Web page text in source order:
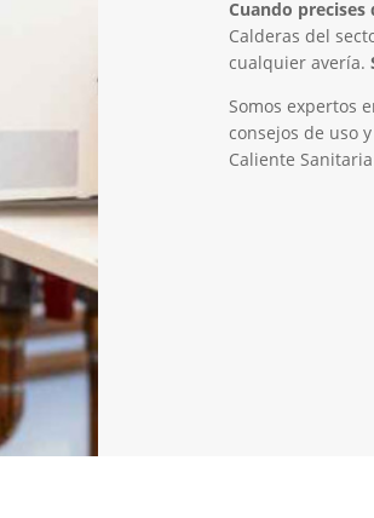
Cuando precises
Calderas del
cualquier avería.
Somos expertos
consejos de uso
Caliente Sanitaria